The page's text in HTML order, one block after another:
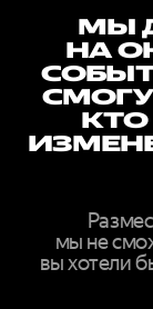
МЫ
НА
мы не
вы хотели